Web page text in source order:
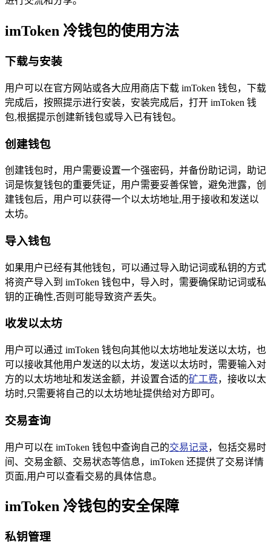
imToken 冷钱包的使用方法
下载与安装
用户可以在官方网站或各大应用商店下载 imToken 钱包，下载
完成后，按照提示进行安装，安装完成后，打开 imToken 钱
包,根据提示创建新钱包或导入已有钱包。
创建钱包
创建钱包时，用户需要设置一个强密码，并备份助记词，助记
词是恢复钱包的重要凭证，用户需要妥善保管，避免泄露，创
建钱包后，用户可以获得一个以太坊地址,用于接收和发送以
太坊。
导入钱包
如果用户已经有其他钱包，可以通过导入助记词或私钥的方式
将资产导入到 imToken 钱包中，导入时，需要确保助记词或私
钥的正确性,否则可能导致资产丢失。
收发以太坊
用户可以通过 imToken 钱包向其他以太坊地址发送以太坊，也
可以接收其他用户发送的以太坊，发送以太坊时，需要输入对
方的以太坊地址和发送金额，并设置合适的矿工费，接收以太
坊时,只需要将自己的以太坊地址提供给对方即可。
交易查询
用户可以在 imToken 钱包中查询自己的交易记录，包括交易时
间、交易金额、交易状态等信息，imToken 还提供了交易详情
页面,用户可以查看交易的具体信息。
imToken 冷钱包的安全保障
私钥管理